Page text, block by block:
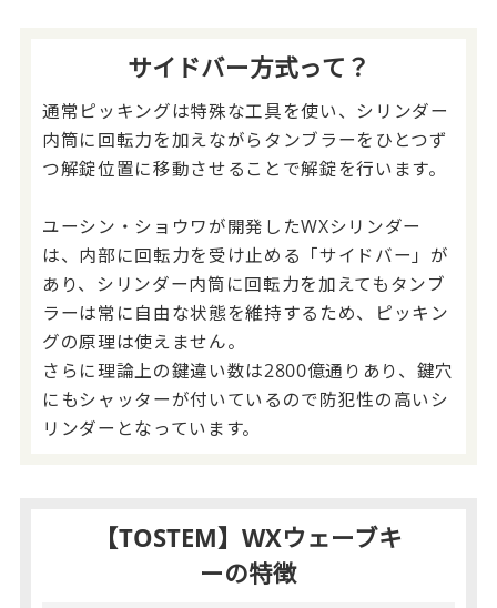
サイドバー方式って？
通常ピッキングは特殊な工具を使い、シリンダー
内筒に回転力を加えながらタンブラーをひとつず
つ解錠位置に移動させることで解錠を行います。
ユーシン・ショウワが開発したWXシリンダー
は、内部に回転力を受け止める「サイドバー」が
あり、シリンダー内筒に回転力を加えてもタンブ
ラーは常に自由な状態を維持するため、ピッキン
グの原理は使えません。
さらに理論上の鍵違い数は2800億通りあり、鍵穴
にもシャッターが付いているので防犯性の高いシ
リンダーとなっています。
【TOSTEM】WXウェーブキ
ーの特徴